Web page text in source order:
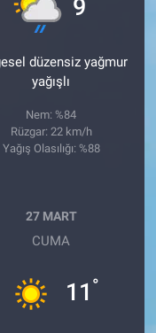
9
düzensiz yağmur
yağışlı
Nem: %84
Rüzgar: 22 km/h
Yağış Olasılığı: %88
27 MART
CUMA
11 °